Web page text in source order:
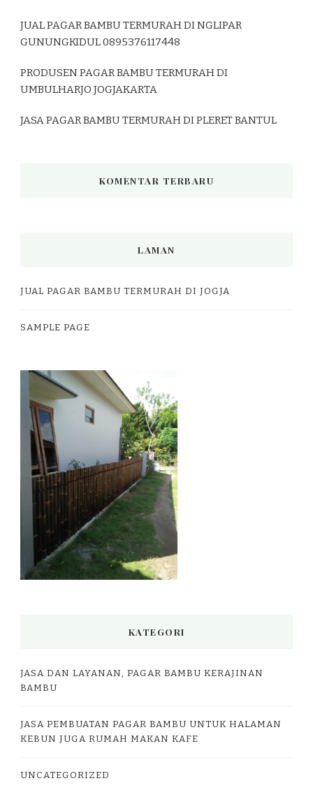
JUAL PAGAR BAMBU TERMURAH DI NGLIPAR
GUNUNGKIDUL 0895376117448
PRODUSEN PAGAR BAMBU TERMURAH DI
UMBULHARJO JOGJAKARTA
JASA PAGAR BAMBU TERMURAH DI PLERET BANTUL
KOMENTAR TERBARU
LAMAN
JUAL PAGAR BAMBU TERMURAH DI JOGJA
SAMPLE PAGE
KATEGORI
JASA DAN LAYANAN, PAGAR BAMBU KERAJINAN
BAMBU
JASA PEMBUATAN PAGAR BAMBU UNTUK HALAMAN
KEBUN JUGA RUMAH MAKAN KAFE
UNCATEGORIZED